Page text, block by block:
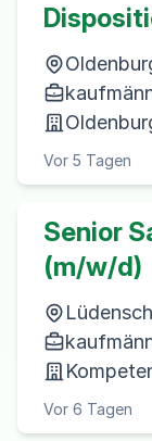
Vor 5 Tagen
Senior
(m/w/d)
Vor 6 Tagen